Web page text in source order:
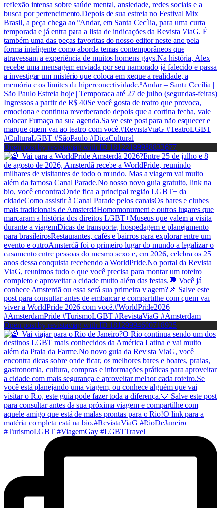
Open post by revistaviag with ID 18122199988833677
Open post by revistaviag with ID 18129994600718925